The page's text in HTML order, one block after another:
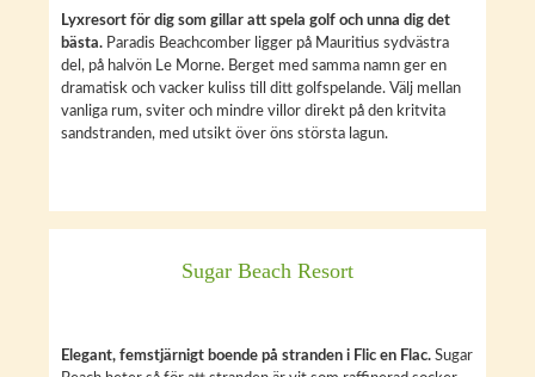
Lyxresort för dig som gillar att spela golf och unna dig det
bästa.Paradis Beachcomber ligger på Mauritius sydvästra
del, på halvön Le Morne. Berget med samma namn ger en
dramatisk och vacker kuliss till ditt golfspelande. Välj mellan
vanliga rum, sviter och mindre villor direkt på den kritvita
sandstranden, med utsikt över öns största lagun.
Sugar Beach Resort
Elegant, femstjärnigt boende på stranden i Flic en Flac.Sugar